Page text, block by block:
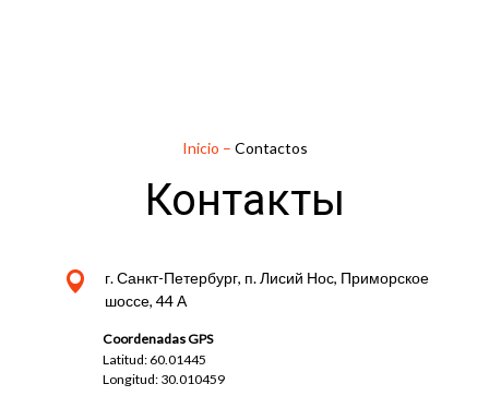
Inicio – Contactos
Контакты
г. Санкт-Петербург, п. Лисий Нос, Приморское
шоссе, 44 А
Coordenadas GPS
Latitud: 60.01445
Longitud: 30.010459